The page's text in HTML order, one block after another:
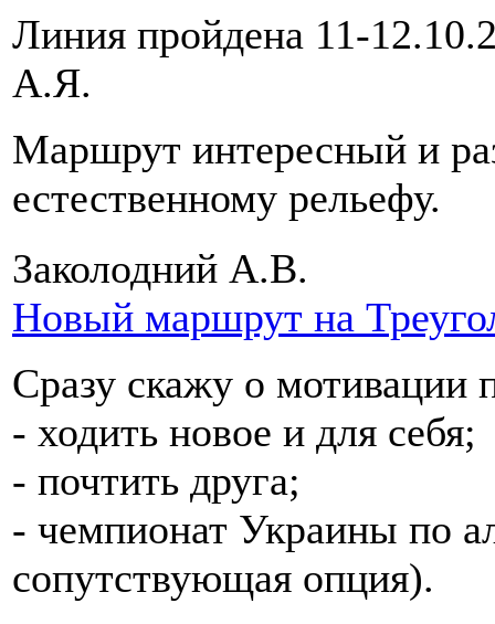
Линия пройдена 11-
А.Я.
Маршрут интересный и
естественному рельефу.
Заколодний А.В.
Новый маршрут на
Сразу скажу о мотивации
- ходить новое и для себя;
- почтить друга;
- чемпионат Украины по
сопутствующая опция).